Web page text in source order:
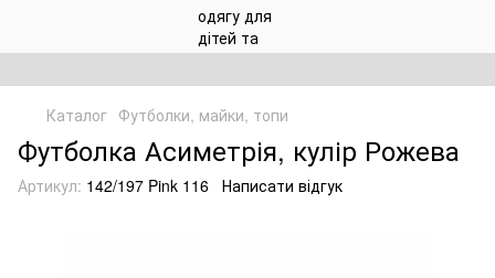
Каталог Футболки, майки, топи
Футболка Асиметрія, кулір Рожева
Артикул: 142/197 Pink 116 Написати відгук